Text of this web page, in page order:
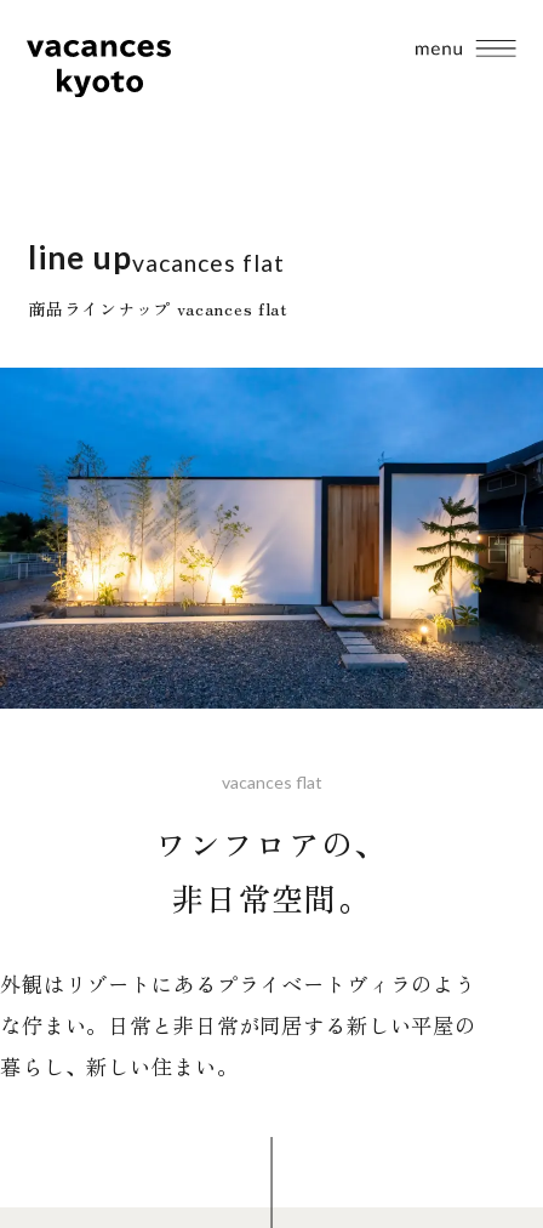
line upvacances flat
商品ラインナップ vacances flat
vacances flat
ワンフロアの、
非日常空間。
外観はリゾートにあるプライベートヴィラのよう
な佇まい。日常と非日常が同居する新しい平屋の
暮らし、新しい住まい。